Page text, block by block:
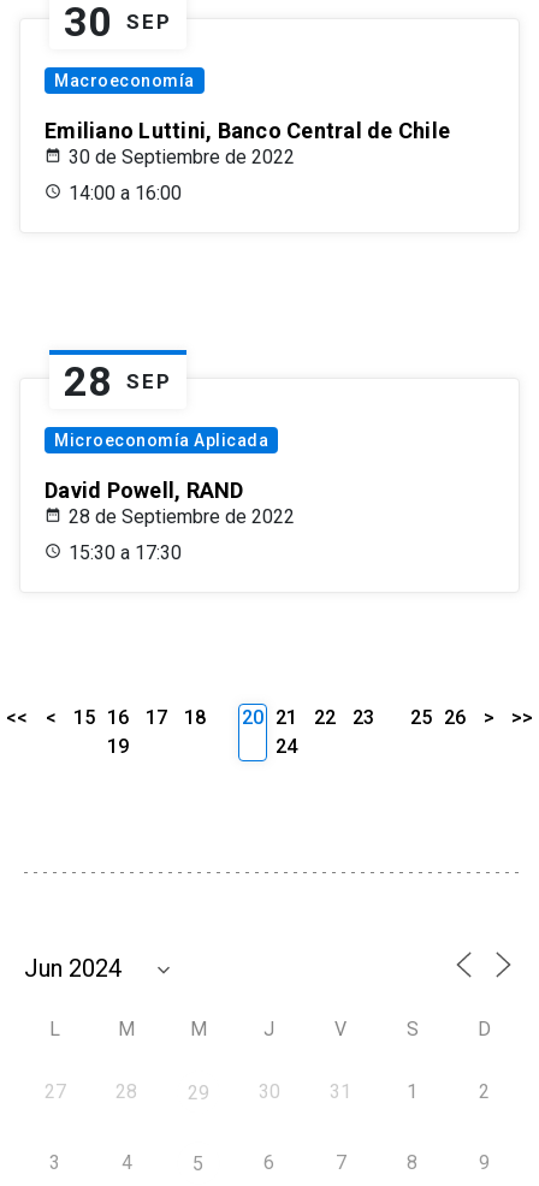
30 SEP
Macroeconomía
Emiliano Luttini, Banco Central de Chile
30 de Septiembre de 2022
14:00 a 16:00
28 SEP
Microeconomía Aplicada
David Powell, RAND
28 de Septiembre de 2022
15:30 a 17:30
<< < 15 16 17
18
19
20 21 22
23
24
25 26 > >>
L M M J V S D
27 28 29 30 31 1 2
3 4 5 6 7 8 9